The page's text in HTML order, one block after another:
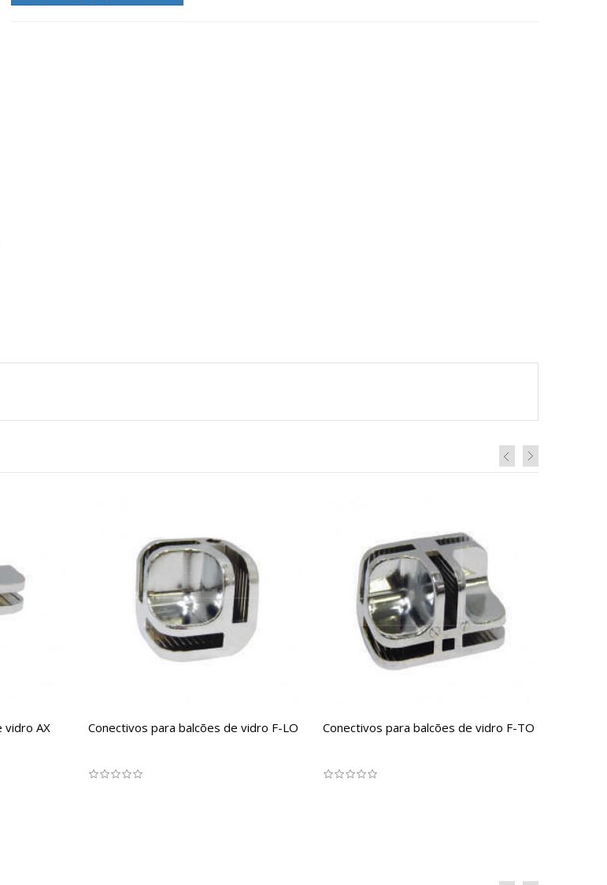
vidro AX Conectivos para balcões de vidro F-LO Conectivos para balcões de vidro F-TO